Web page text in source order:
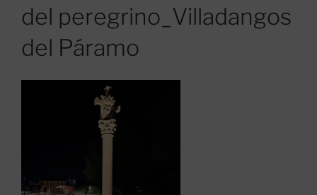
del peregrino_Villadangos
del Páramo